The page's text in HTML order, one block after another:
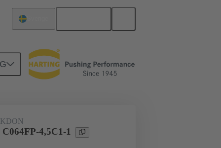
till dotterkort 09 03 264 2850
4,5C1-1